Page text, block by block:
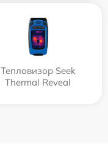
Тепловизор Seek
Thermal Reveal